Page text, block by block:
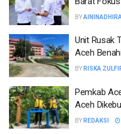
BY
Unit Rusak
Aceh
BY RISKA
Pemkab
Aceh
BY REDAKSI